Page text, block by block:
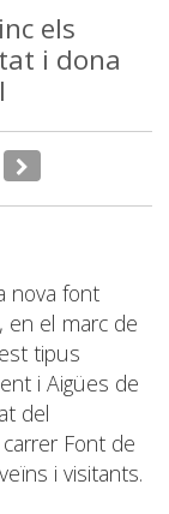
els
i dona
nova font
en el marc de
tipus
i Aigües de
del
Font de
i visitants.